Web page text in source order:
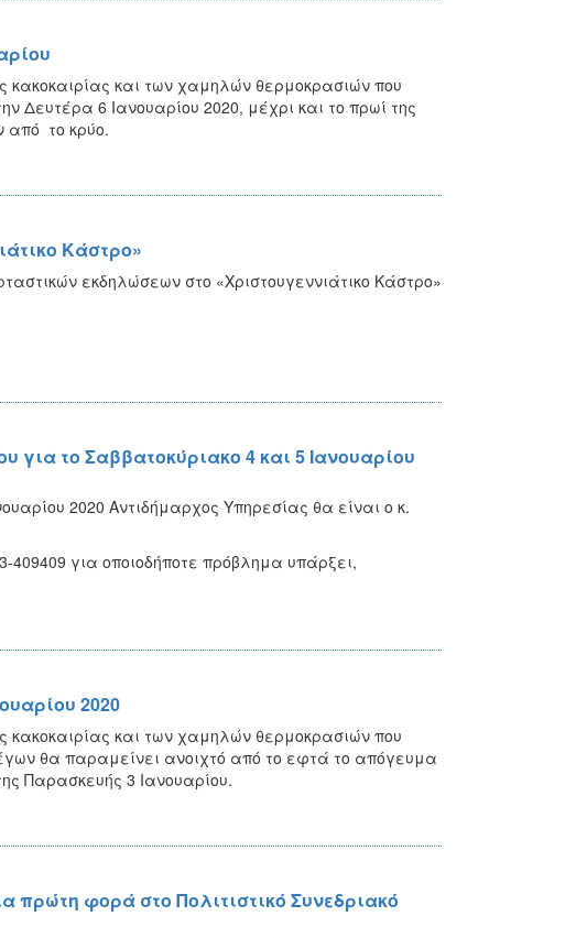
κακοκαιρίας και των χαμηλών θερμοκρασιών που
Δευτέρα 6 Ιανουαρίου 2020, μέχρι και το πρωί της
από το κρύο.
Κάστρο»
εκδηλώσεων στο «Χριστουγεννιάτικο Κάστρο»
το Σαββατοκύριακο 4 και 5 Ιανουαρίου
2020 Αντιδήμαρχος Υπηρεσίας θα είναι ο κ.
409409 για οποιοδήποτε πρόβλημα υπάρξει,
2020
κακοκαιρίας και των χαμηλών θερμοκρασιών που
θα παραμείνει ανοιχτό από το εφτά το απόγευμα
Παρασκευής 3 Ιανουαρίου.
πρώτη φορά στο Πολιτιστικό Συνεδριακό